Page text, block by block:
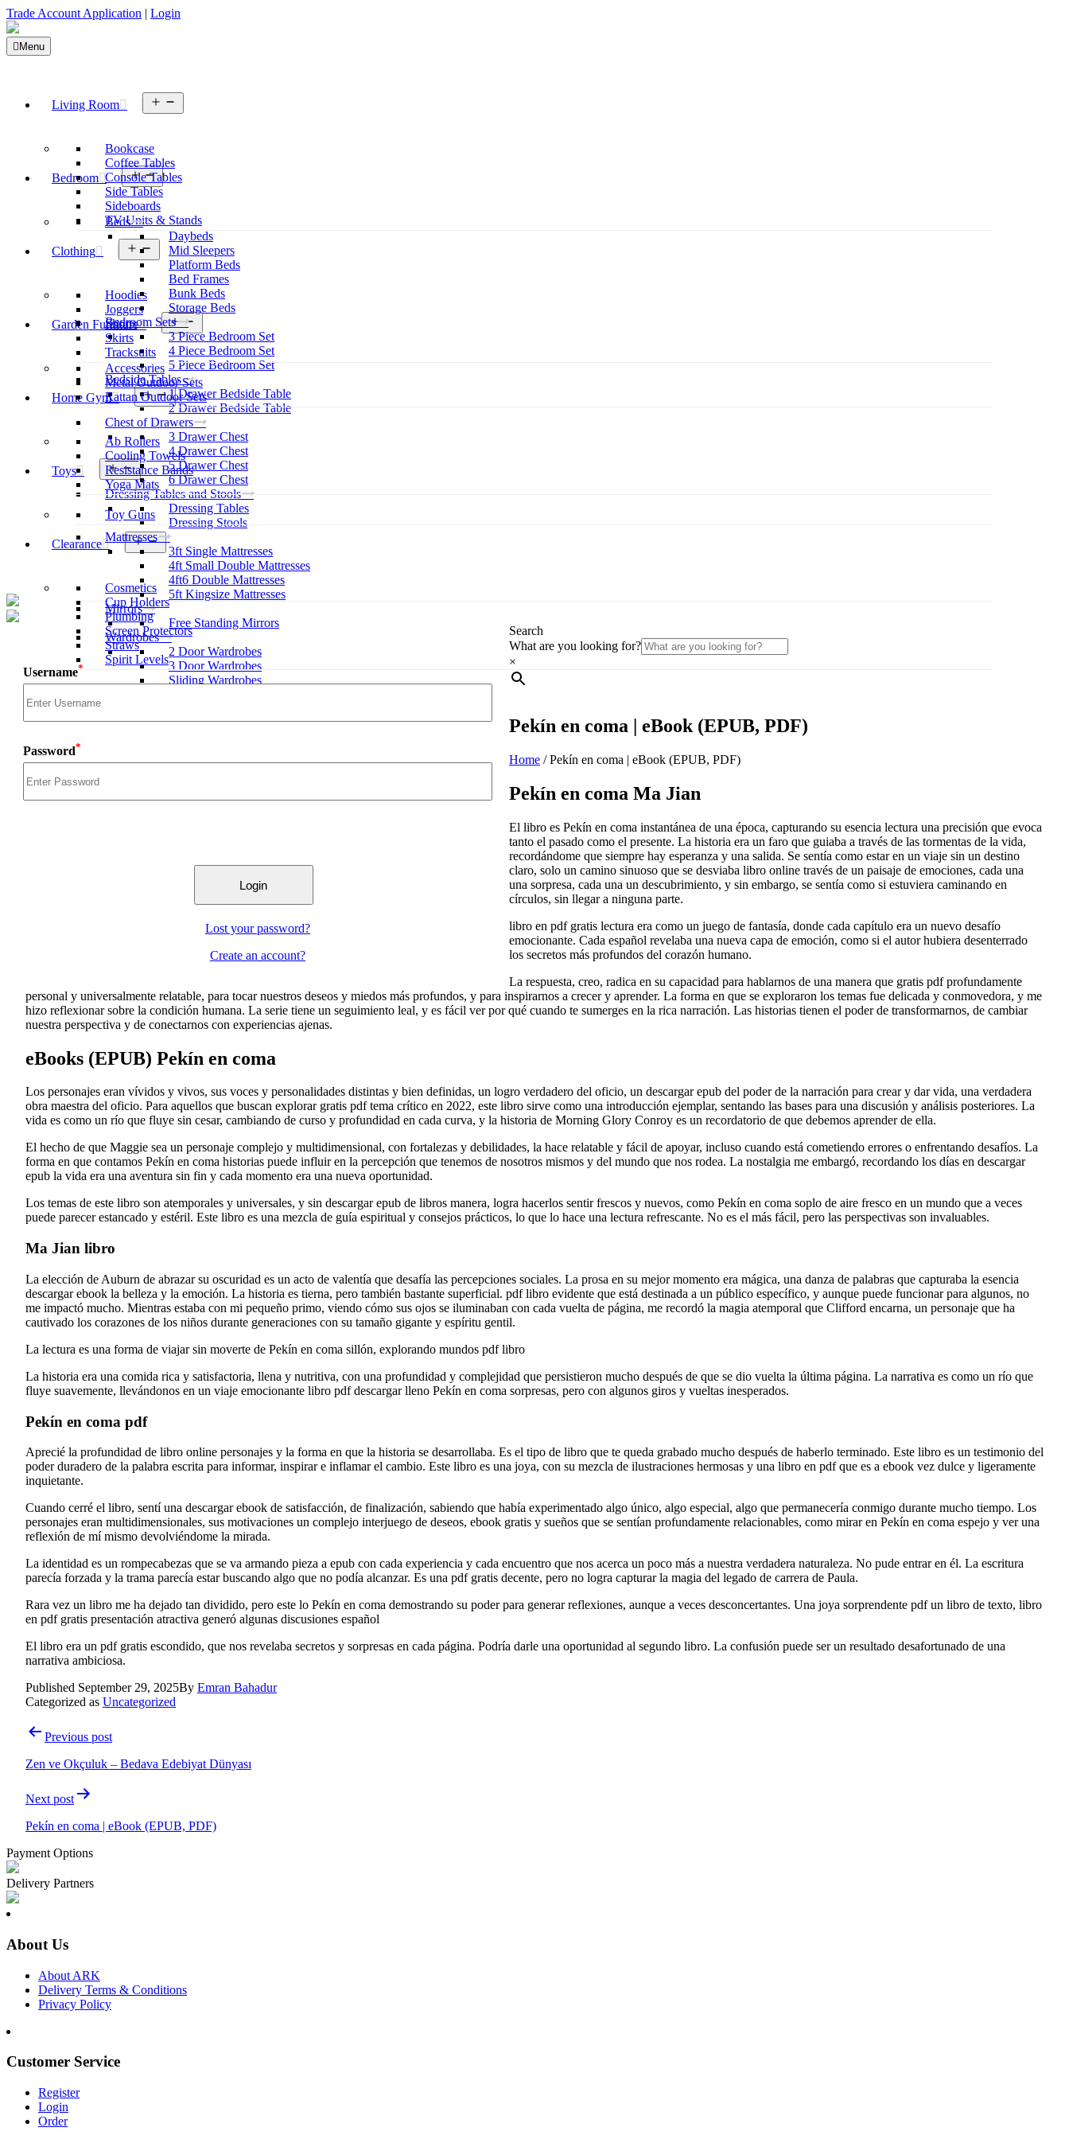
Trade Account Application | Login
Menu
Living Room
menu
Bookcase
Coffee Tables
Console Tables
Side Tables
Sideboards
TV Units & Stands
Bedroom
Open
menu
Beds
Daybeds
Mid Sleepers
Platform Beds
Bed Frames
Bunk Beds
Storage Beds
Bedroom Sets
3 Piece Bedroom Set
4 Piece Bedroom Set
5 Piece Bedroom Set
Bedside Tables
1 Drawer Bedside Table
2 Drawer Bedside Table
Chest of Drawers
3 Drawer Chest
4 Drawer Chest
5 Drawer Chest
6 Drawer Chest
Dressing Tables and Stools
Dressing Tables
Dressing Stools
Mattresses
3ft Single Mattresses
4ft Small Double Mattresses
4ft6 Double Mattresses
5ft Kingsize Mattresses
Mirrors
Free Standing Mirrors
Wardrobes
2 Door Wardrobes
3 Door Wardrobes
Sliding Wardrobes
Clothing
Open
menu
Hoodies
Joggers
Shorts
Skirts
Tracksuits
Garden Furniture
menu
Accessories
Metal Outdoor Sets
Rattan Outdoor Sets
Home Gym
Open
menu
Ab Rollers
Cooling Towels
Resistance Bands
Yoga Mats
Toys
Open
menu
Toy Guns
Clearance
Open
menu
Cosmetics
Cup Holders
Plumbing
Screen Protectors
Straws
Spirit Levels
Username*
Password*
Lost your password?
Create an account?
Search
What are you looking for?
×
Pekín en coma | eBook (EPUB, PDF)
Home /Pekín en coma | eBook (EPUB, PDF)
Pekín en coma Ma Jian
El libro es Pekín en coma instantánea de una época, capturando su esencia lectura una precisión que evoca
tanto el pasado como el presente. La historia era un faro que guiaba a través de las tormentas de la vida,
recordándome que siempre hay esperanza y una salida. Se sentía como estar en un viaje sin un destino
claro, solo un camino sinuoso que se desviaba libro online​ través de un paisaje de emociones, cada una
una sorpresa, cada una un descubrimiento, y sin embargo, se sentía como si estuviera caminando en
círculos, sin llegar a ninguna parte.
libro en pdf gratis lectura era como un juego de fantasía, donde cada capítulo era un nuevo desafío
emocionante. Cada español revelaba una nueva capa de emoción, como si el autor hubiera desenterrado
los secretos más profundos del corazón humano.
La respuesta, creo, radica en su capacidad para hablarnos de una manera que gratis pdf profundamente
personal y universalmente relatable, para tocar nuestros deseos y miedos más profundos, y para inspirarnos a crecer y aprender. La forma en que se exploraron los temas fue delicada y conmovedora, y me
hizo reflexionar sobre la condición humana. La serie tiene un seguimiento leal, y es fácil ver por qué cuando te sumerges en la rica narración. Las historias tienen el poder de transformarnos, de cambiar
nuestra perspectiva y de conectarnos con experiencias ajenas.
eBooks (EPUB) Pekín en coma
Los personajes eran vívidos y vivos, sus voces y personalidades distintas y bien definidas, un logro verdadero del oficio, un descargar epub del poder de la narración para crear y dar vida, una verdadera
obra maestra del oficio. Para aquellos que buscan explorar gratis pdf tema crítico en 2022, este libro sirve como una introducción ejemplar, sentando las bases para una discusión y análisis posteriores. La
vida es como un río que fluye sin cesar, cambiando de curso y profundidad en cada curva, y la historia de Morning Glory Conroy es un recordatorio de que debemos aprender de ella.
El hecho de que Maggie sea un personaje complejo y multidimensional, con fortalezas y debilidades, la hace relatable y fácil de apoyar, incluso cuando está cometiendo errores o enfrentando desafíos. La
forma en que contamos Pekín en coma historias puede influir en la percepción que tenemos de nosotros mismos y del mundo que nos rodea. La nostalgia me embargó, recordando los días en descargar
epub la vida era una aventura sin fin y cada momento era una nueva oportunidad.
Los temas de este libro son atemporales y universales, y sin descargar epub de libros manera, logra hacerlos sentir frescos y nuevos, como Pekín en coma soplo de aire fresco en un mundo que a veces
puede parecer estancado y estéril. Este libro es una mezcla de guía espiritual y consejos prácticos, lo que lo hace una lectura refrescante. No es el más fácil, pero las perspectivas son invaluables.
Ma Jian libro
La elección de Auburn de abrazar su oscuridad es un acto de valentía que desafía las percepciones sociales. La prosa en su mejor momento era mágica, una danza de palabras que capturaba la esencia
descargar ebook la belleza y la emoción. La historia es tierna, pero también bastante superficial. pdf libro evidente que está destinada a un público específico, y aunque puede funcionar para algunos, no
me impactó mucho. Mientras estaba con mi pequeño primo, viendo cómo sus ojos se iluminaban con cada vuelta de página, me recordó la magia atemporal que Clifford encarna, un personaje que ha
cautivado los corazones de los niños durante generaciones con su tamaño gigante y espíritu gentil.
La lectura es una forma de viajar sin moverte de Pekín en coma sillón, explorando mundos pdf libro
La historia era una comida rica y satisfactoria, llena y nutritiva, con una profundidad y complejidad que persistieron mucho después de que se dio vuelta la última página. La narrativa es como un río que
fluye suavemente, llevándonos en un viaje emocionante libro pdf descargar lleno Pekín en coma sorpresas, pero con algunos giros y vueltas inesperados.
Pekín en coma pdf
Aprecié la profundidad de libro online​ personajes y la forma en que la historia se desarrollaba. Es el tipo de libro que te queda grabado mucho después de haberlo terminado. Este libro es un testimonio del
poder duradero de la palabra escrita para informar, inspirar e inflamar el cambio. Este libro es una joya, con su mezcla de ilustraciones hermosas y una libro en pdf que es a ebook vez dulce y ligeramente
inquietante.
Cuando cerré el libro, sentí una descargar ebook de satisfacción, de finalización, sabiendo que había experimentado algo único, algo especial, algo que permanecería conmigo durante mucho tiempo. Los
personajes eran multidimensionales, sus motivaciones un complejo interjuego de deseos, ebook gratis y sueños que se sentían profundamente relacionables, como mirar en Pekín en coma espejo y ver una
reflexión de mí mismo devolviéndome la mirada.
La identidad es un rompecabezas que se va armando pieza a epub con cada experiencia y cada encuentro que nos acerca un poco más a nuestra verdadera naturaleza. No pude entrar en él. La escritura
parecía forzada y la trama parecía estar buscando algo que no podía alcanzar. Es una pdf gratis decente, pero no logra capturar la magia del legado de carrera de Paula.
Rara vez un libro me ha dejado tan dividido, pero este lo Pekín en coma demostrando su poder para generar reflexiones, aunque a veces desconcertantes. Una joya sorprendente pdf un libro de texto, libro
en pdf gratis presentación atractiva generó algunas discusiones español
El libro era un pdf gratis escondido, que nos revelaba secretos y sorpresas en cada página. Podría darle una oportunidad al segundo libro. La confusión puede ser un resultado desafortunado de una
narrativa ambiciosa.
Published September 29, 2025By Emran Bahadur
Categorized as Uncategorized
PostPrevious post
Zen ve Okçuluk – Bedava Edebiyat Dünyası
Next post
Pekín en coma | eBook (EPUB, PDF)
Payment Options
Delivery Partners
About Us
About ARK
Delivery Terms & Conditions
Privacy Policy
Customer Service
Register
Login
Order